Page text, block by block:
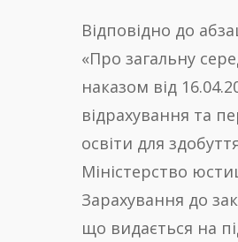
Відповідно до
«Про загальну
наказом від
відрахування та
освіти для
Міністерство
Зарахування до
що видається на